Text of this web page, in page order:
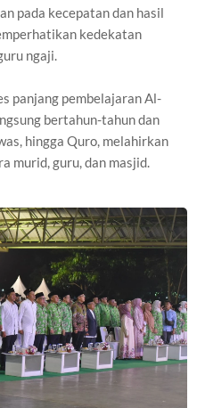
pada kecepatan dan hasil
kedekatan
ngaji.
panjang pembelajaran Al-
bertahun-tahun dan
hingga Quro, melahirkan
murid, guru, dan masjid.